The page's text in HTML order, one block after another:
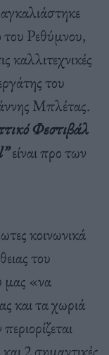
Ρεθύμνου,
καλλιτεχνικές
του
Μπλέτας.
Φεστιβάλ
είναι προ των
κοινωνικά
του
μας «να
και τα χωριά
2 σημαντικές